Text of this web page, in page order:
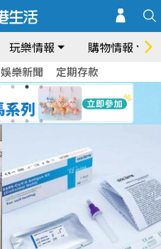
玩樂情報 購物情報
娛樂新聞 定期存款